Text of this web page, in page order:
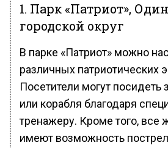
1. Парк «Патриот»,
городской округ
В парке «Патриот» можно
различных патриотических
Посетители могут посидеть
или корабля благодаря
тренажеру. Кроме того,
имеют возможность